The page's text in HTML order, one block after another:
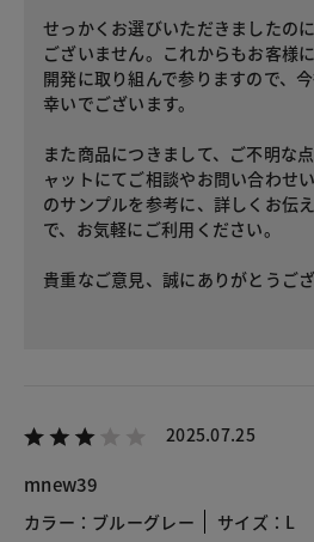
せっかくお選びいただきましたの
ございません。これからもお客様
開発に取り組んで参りますので、
幸いでございます。
また商品につきまして、ご不明な
ャットにてご相談やお問い合わせ
のサンプルを参考に、詳しくお伝
で、お気軽にご利用ください。
貴重なご意見、誠にありがとうござ
2025.07.25
mnew39
カラー：ブルーグレー
サイズ：L